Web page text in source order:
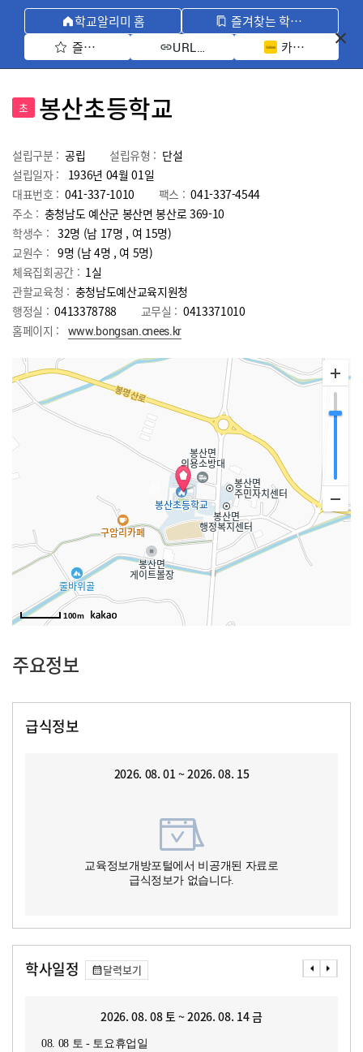
학교알리미 홈
즐겨찾는 학교 모아보기
즐겨찾기 선택
URL 복사 카카오톡 공유
초 봉산초등학교
설립구분 : 공립 설립유형 : 단설
설립일자 :
1936년 04월 01일
대표번호 : 041-337-1010 팩스 : 041-337-4544
주소 : 충청남도 예산군 봉산면 봉산로 369-10
학생수 : 32명 (남 17명 , 여 15명)
교원수 : 9명 (남4명 , 여 5명)
체육집회공간 : 1실
관할교육청 : 충청남도예산교육지원청
행정실 : 0413378788 교무실 : 0413371010
홈페이지 :
www.bongsan.cnees.kr
100m
주요정보
급식정보
2026. 08. 01 ~ 2026. 08. 15
교육정보개방포털에서 비공개된 자료로
급식정보가 없습니다.
학사일정 달력보기
2026. 08. 08 토 ~ 2026. 08. 14 금
08. 08 토 - 토요휴업일